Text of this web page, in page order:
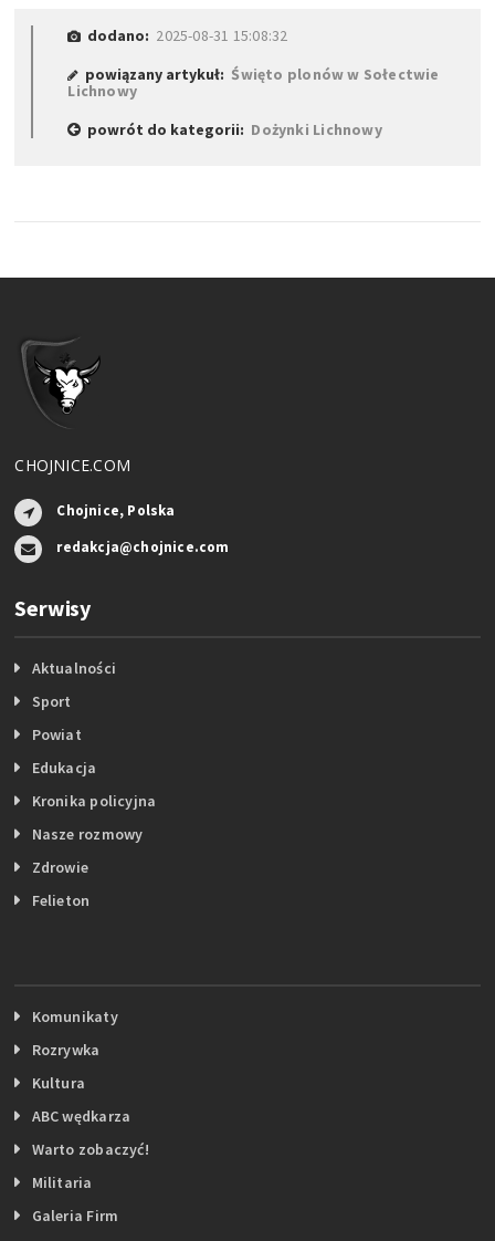
dodano: 2025-08-31 15:08:32
powiązany artykuł: Święto plonów w Sołectwie
Lichnowy
powrót do kategorii: Dożynki Lichnowy
CHOJNICE.COM
Chojnice, Polska
redakcja@chojnice.com
Serwisy
Aktualności
Sport
Powiat
Edukacja
Kronika policyjna
Nasze rozmowy
Zdrowie
Felieton
Komunikaty
Rozrywka
Kultura
ABC wędkarza
Warto zobaczyć!
Militaria
Galeria Firm